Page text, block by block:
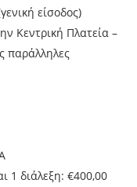
είσοδος)
Κεντρική Πλατεία –
παράλληλες
1 διάλεξη: €400,00